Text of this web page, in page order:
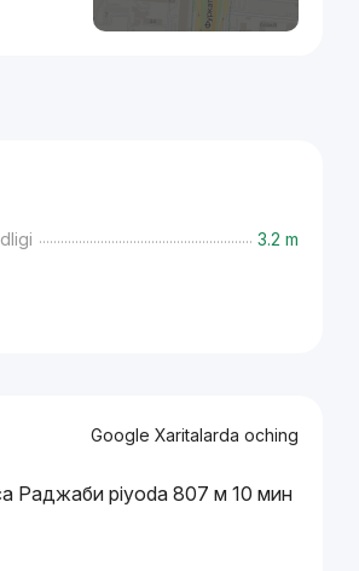
3.2 m
Google Xaritalarda oching
Раджаби piyoda 807 м 10 мин